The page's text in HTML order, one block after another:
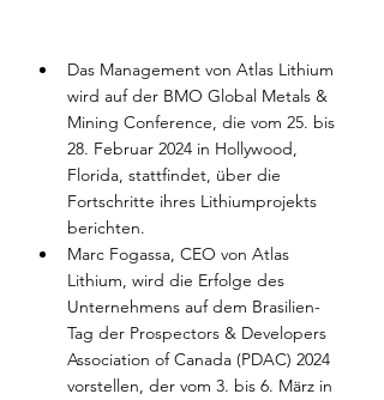
Das Management von Atlas Lithium
wird auf der BMO Global Metals &
Mining Conference, die vom 25. bis
28. Februar 2024 in Hollywood,
Florida, stattfindet, über die
Fortschritte ihres Lithiumprojekts
berichten.
Marc Fogassa, CEO von Atlas
Lithium, wird die Erfolge des
Unternehmens auf dem Brasilien-
Tag der Prospectors & Developers
Association of Canada (PDAC) 2024
vorstellen, der vom 3. bis 6. März in